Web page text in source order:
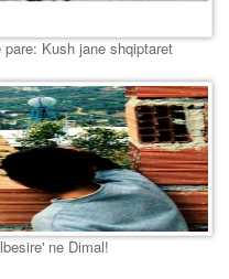
Kush jane shqiptaret
ne Dimal!